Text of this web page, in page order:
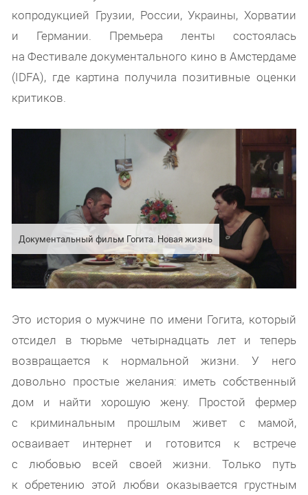
копродукцией Грузии, России, Украины, Хорватии
и Германии. Премьера ленты состоялась
на Фестивале документального кино в Амстердаме
(IDFA), где картина получила позитивные оценки
критиков.
Документальный фильм Гогита. Новая жизнь
Это история о мужчине по имени Гогита, который
отсидел в тюрьме четырнадцать лет и теперь
возвращается к нормальной жизни. У него
довольно простые желания: иметь собственный
дом и найти хорошую жену. Простой фермер
с криминальным прошлым живет с мамой,
осваивает интернет и готовится к встрече
с любовью всей своей жизни. Только путь
к обретению этой любви оказывается грустным